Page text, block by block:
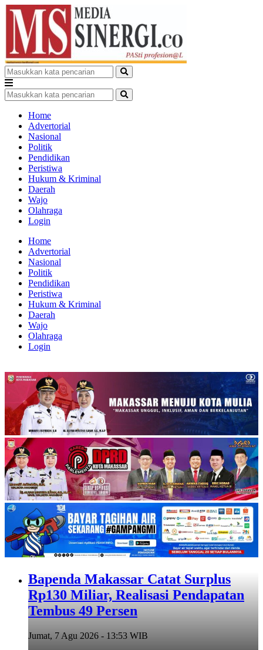
Home
Advertorial
Nasional
Politik
Pendidikan
Peristiwa
Hukum & Kriminal
Daerah
Wajo
Olahraga
Login
Home
Advertorial
Nasional
Politik
Pendidikan
Peristiwa
Hukum & Kriminal
Daerah
Wajo
Olahraga
Login
Bapenda Makassar Catat Surplus
Rp130 Miliar, Realisasi Pendapatan
Tembus 49 Persen
Jumat, 7 Agu 2026 - 13:53 WIB